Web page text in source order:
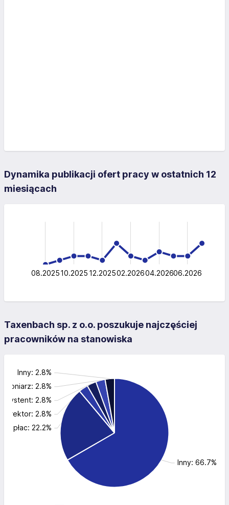
Dynamika publikacji ofert pracy w ostatnich 12
miesiącach
L
08.202510.2025 12.202502.202604.202606.2026
Taxenbach sp. z o.o. poszukuje najczęściej
pracowników na stanowiska
Inny: 66.7%
i płac: 22.2%
Dyrektor: 2.8%
Asystent: 2.8%
2.8%
Inny: 2.8%